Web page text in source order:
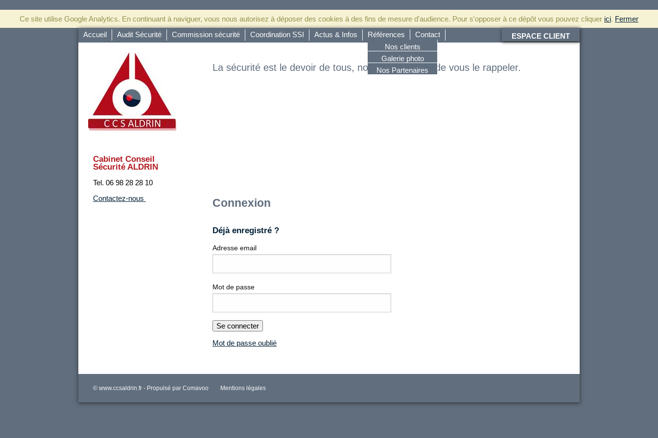
Ce site utilise Google Analytics. En continuant à naviguer, vous nous autorisez à déposer des cookies à des fins de mesure d'audience. Pour s'opposer à ce dépôt vous pouvez cliquer ici. Fermer
Accueil
Audit Sécurité Commission sécurité Coordination SSI Actus & Infos
Références
Nos clients
Galerie photo
Nos Partenaires
Contact ESPACE CLIENT
Cabinet Conseil
Sécurité ALDRIN
Tel. 06 98 28 28 10
Contactez-nous
La sécurité est le devoir de tous, notre devoir c’est de vous le rappeler.
Connexion
Déjà enregistré ?
Adresse email
Mot de passe
Se connecter
Mot de passe oublié
© www.ccsaldrin.fr - Propulsé par Comavoo Mentions légales